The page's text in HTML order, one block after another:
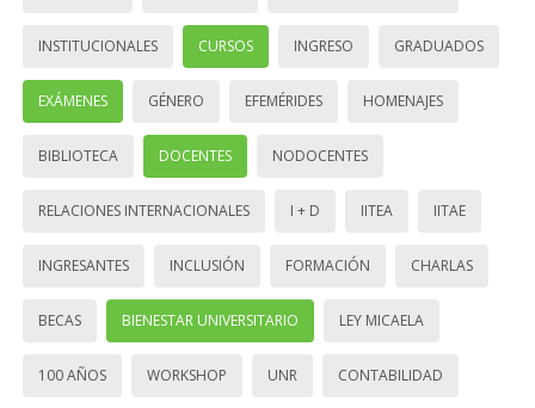
INSTITUCIONALES CURSOS INGRESO GRADUADOS
EXÁMENES GÉNERO EFEMÉRIDES HOMENAJES
BIBLIOTECA DOCENTES NODOCENTES
RELACIONES INTERNACIONALES I + D IITEA IITAE
INGRESANTES INCLUSIÓN FORMACIÓN CHARLAS
BECAS BIENESTAR UNIVERSITARIO LEY MICAELA
100 AÑOS WORKSHOP UNR CONTABILIDAD